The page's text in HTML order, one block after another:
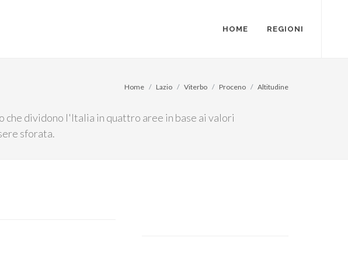
HOME REGIONI
che dividono l'Italia in quattro aree in base ai valori
sforata.
Home Lazio Viterbo Proceno Altitudine